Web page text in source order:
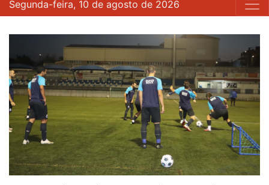
Segunda-feira, 10 de agosto de 2026